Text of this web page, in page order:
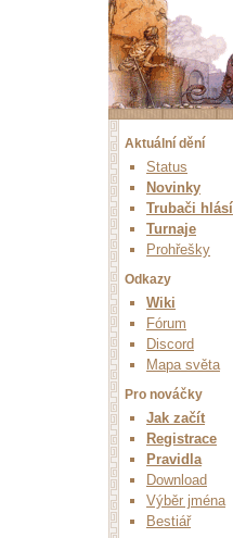
Aktuální dění
Status
Novinky
Trubači hlásí
Turnaje
Prohřešky
Odkazy
Wiki
Fórum
Discord
Mapa světa
Pro nováčky
Jak začít
Registrace
Pravidla
Download
Výběr jména
Bestiář